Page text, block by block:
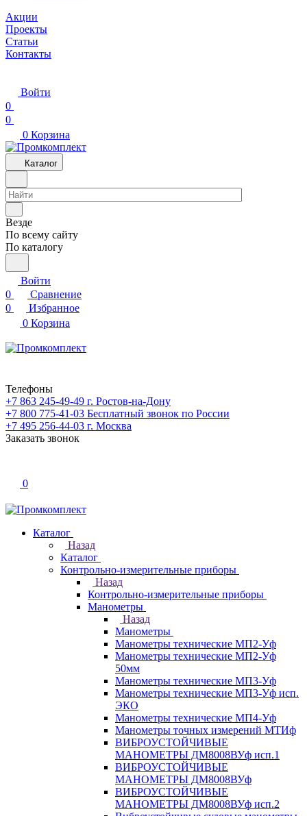
Акции
Проекты
Статьи
Контакты
Войти
0
0
0 Корзина
Каталог
Везде
По всему сайту
По каталогу
Войти
0
Сравнение
0
Избранное
0 Корзина
Телефоны
+7 863 245-49-49 г. Ростов-на-Дону
+7 800 775-41-03 Бесплатный звонок по России
+7 495 256-44-03 г. Москва
Заказать звонок
0
Каталог
Назад
Каталог
Контрольно-измерительные приборы
Назад
Контрольно-измерительные приборы
Манометры
Назад
Манометры
Манометры технические МП2-Уф
Манометры технические МП2-Уф
50мм
Манометры технические МП3-Уф
Манометры технические МП3-Уф исп.
ЭКО
Манометры технические МП4-Уф
Манометры точных измерений МТИф
ВИБРОУСТОЙЧИВЫЕ
МАНОМЕТРЫ ДМ8008ВУф исп.1
ВИБРОУСТОЙЧИВЫЕ
МАНОМЕТРЫ ДМ8008ВУф
ВИБРОУСТОЙЧИВЫЕ
МАНОМЕТРЫ ДМ8008ВУф исп.2